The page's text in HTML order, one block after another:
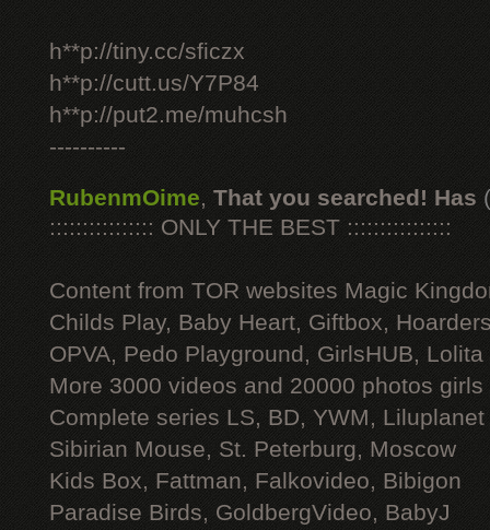
h**p://tiny.cc/sficzx
h**p://cutt.us/Y7P84
h**p://put2.me/muhcsh
----------
RubenmOime, That you searched! Has
:::::::::::::::: ONLY THE BEST ::::::::::::::::
Content from TOR websites Magic
Childs Play, Baby Heart, Giftbox,
OPVA, Pedo Playground, GirlsHUB, Lolita
More 3000 videos and 20000 photos
Complete series LS, BD, YWM, Liluplanet
Sibirian Mouse, St. Peterburg, Moscow
Kids Box, Fattman, Falkovideo, Bibigon
Paradise Birds, GoldbergVideo, BabyJ